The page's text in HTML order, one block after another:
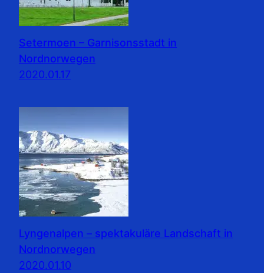
Setermoen – Garnisonsstadt in
Nordnorwegen
2020.01.17
Lyngenalpen – spektakuläre Landschaft in
Nordnorwegen
2020.01.10